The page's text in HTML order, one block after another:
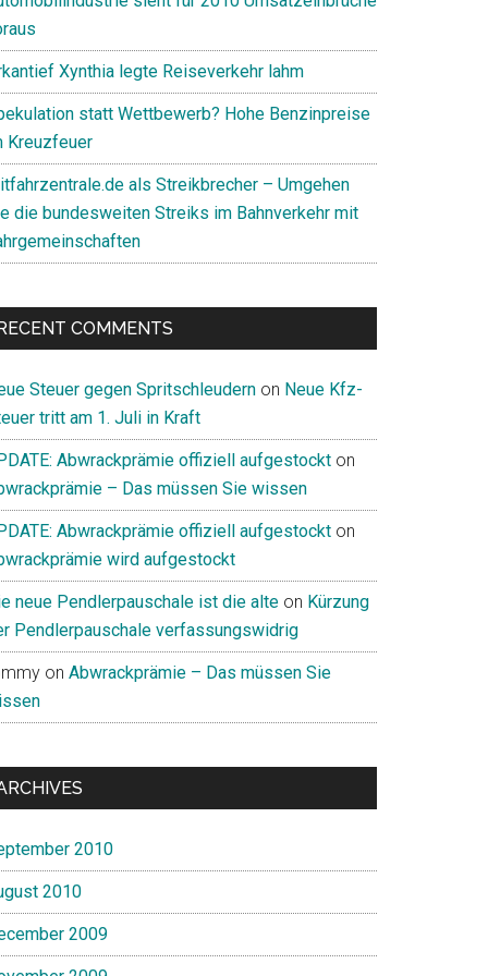
Xynthia legte Reiseverkehr lahm
statt Wettbewerb? Hohe Benzinpreise
Kreuzfeuer
als Streikbrecher – Umgehen
die bundesweiten Streiks im Bahnverkehr mit
COMMENTS
Steuer gegen Spritschleudern on Neue Kfz-
tritt am 1. Juli in Kraft
Abwrackprämie offiziell aufgestockt on
– Das müssen Sie wissen
Abwrackprämie offiziell aufgestockt on
wird aufgestockt
neue Pendlerpauschale ist die alte on Kürzung
Pendlerpauschale verfassungswidrig
on Abwrackprämie – Das müssen Sie
2010
2010
2009